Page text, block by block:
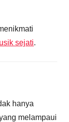
sejati.
hanya
melampaui